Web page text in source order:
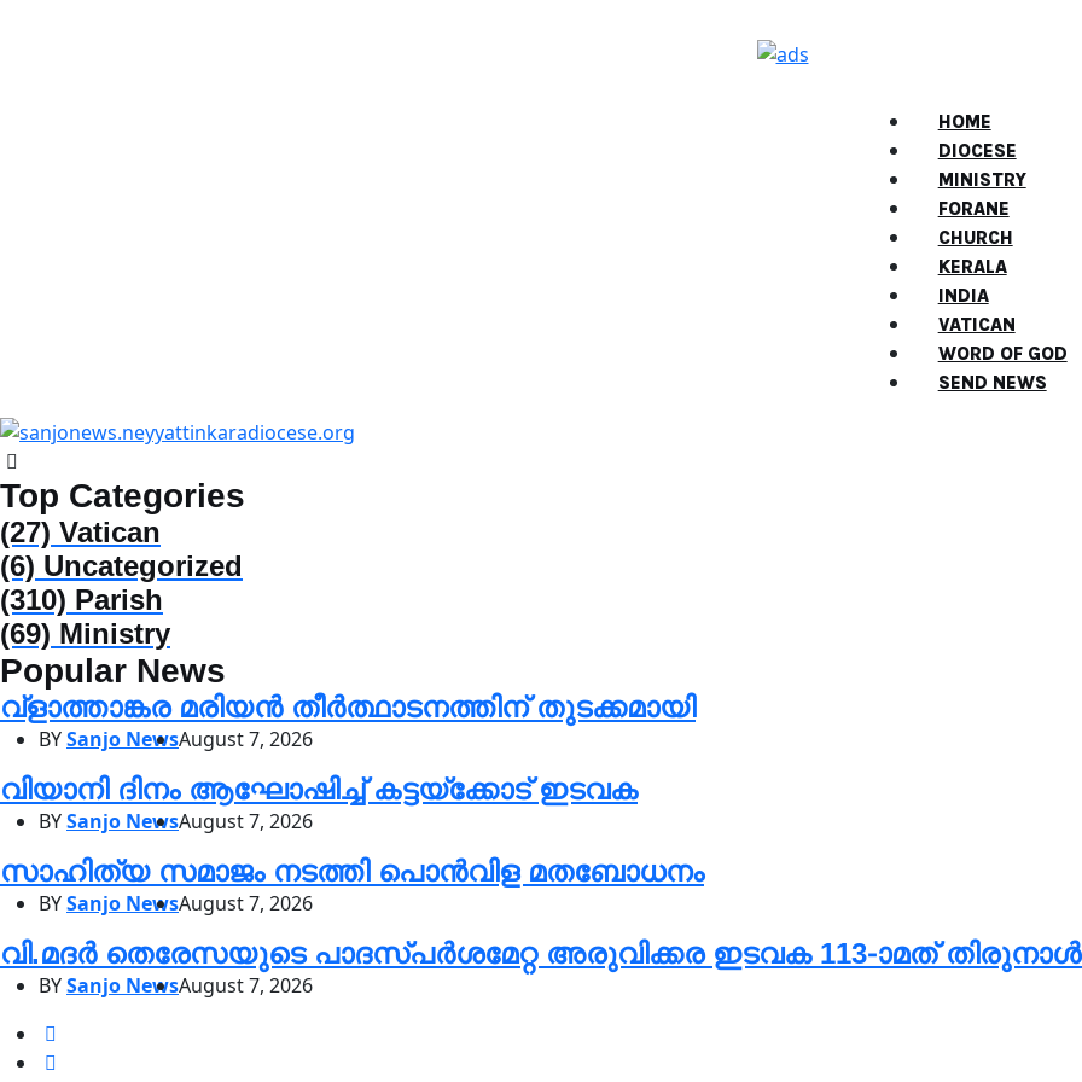
HOME
DIOCESE
MINISTRY
FORANE
CHURCH
KERALA
INDIA
VATICAN
WORD OF GOD
SEND NEWS
Top Categories
(27) Vatican
(6) Uncategorized
(310) Parish
(69) Ministry
Popular News
വ്ളാത്താങ്കര മരിയൻ തീർത്ഥാടനത്തിന് തുടക്കമായി
BYSanjo NewsAugust 7, 2026
വിയാനി ദിനം ആഘോഷിച്ച് കട്ടയ്ക്കോട് ഇടവക
BYSanjo NewsAugust 7, 2026
സാഹിത്യ സമാജം നടത്തി പൊൻവിള മതബോധനം
BYSanjo NewsAugust 7, 2026
വി.മദർ തെരേസയുടെ പാദസ്പർശമേറ്റ അരുവിക്കര ഇടവക 113-ാമത് തിരുനാൾ
BYSanjo NewsAugust 7, 2026